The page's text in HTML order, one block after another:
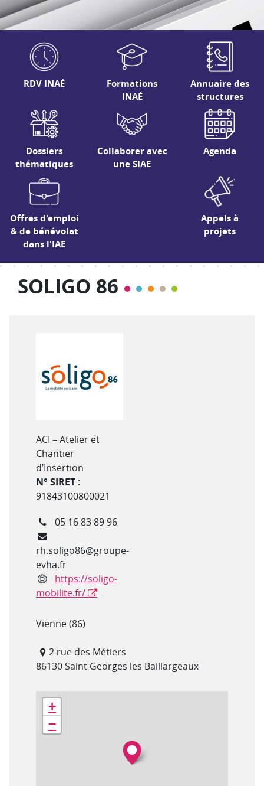
RDV INAÉ
Formations
INAÉ
Annuaire des
structures
Dossiers
thématiques
Collaborer avec
une SIAE
Agenda
Offres d'emploi
& de bénévolat
dans l'IAE
Appels à
projets
SOLIGO 86
Type de structure
ACI – Atelier et
Chantier
d’Insertion
N° SIRET :
91843100800021
Téléphone
05 16 83 89 96
Courriel
rh.soligo86@groupe-
evha.fr
Site internet
https://soligo-
mobilite.fr/
Département(s)
Vienne (86)
2 rue des Métiers
86130 Saint Georges les Baillargeaux
Géolocalisation
+
−